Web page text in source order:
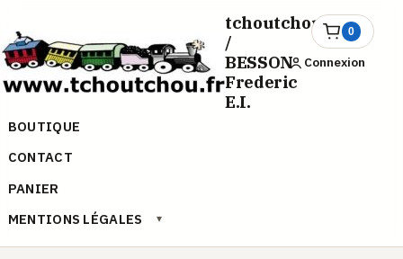
contenu
tchoutchou.fr
/
BESSON
Frederic
E.I.
BOUTIQUE
CONTACT
PANIER
MENTIONS LÉGALES
▾
0
Ouvrir
le
panier
Connexion